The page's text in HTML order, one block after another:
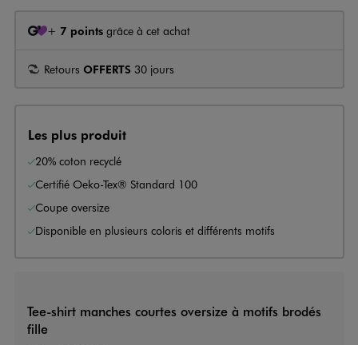
+ 7 points grâce à cet achat
Retours OFFERTS 30 jours
Les plus produit
20% coton recyclé
Certifié Oeko-Tex® Standard 100
Coupe oversize
Disponible en plusieurs coloris et différents motifs
Tee-shirt manches courtes oversize à motifs brodés
fille